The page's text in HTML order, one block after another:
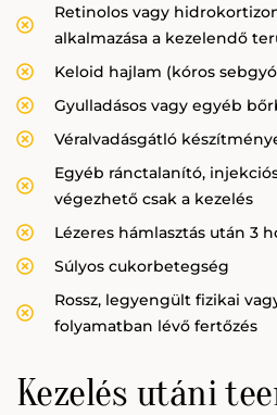
Retinolos vagy
alkalmazása a kezelendő
Keloid hajlam (kóros
Gyulladásos vagy egyéb
Véralvadásgátló
Egyéb ránctalanító,
végezhető csak a kezelés
Lézeres hámlasztás után 3
Súlyos cukorbetegség
Rossz, legyengült fizikai
folyamatban lévő fertőzés
Kezelés utáni